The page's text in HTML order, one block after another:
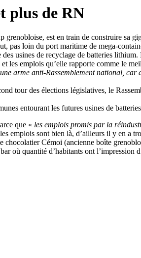
plus de RN
est en train de construire sa
pas loin du port maritime de mega-
usines de recyclage de batteries
les emplois qu’elle rapporte comme le
arme anti-Rassemblement national,
tour des élections législatives, le
entourant les futures usines de
que « les emplois promis par la
emplois sont bien là, d’ailleurs il y en a
Cémoi (ancienne boîte
où quantité d’habitants ont